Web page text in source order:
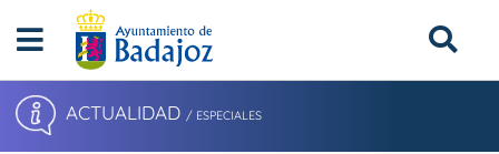
ACTUALIDAD / ESPECIALES